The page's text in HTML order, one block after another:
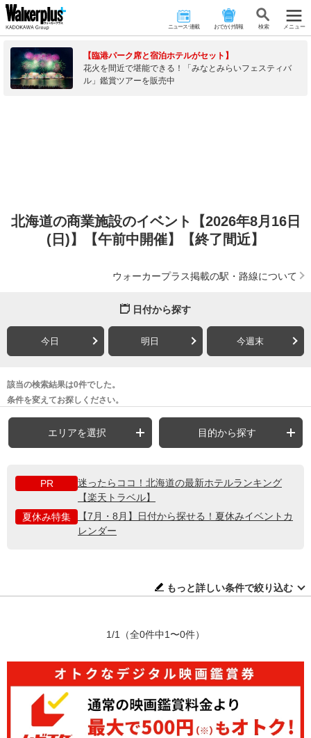
ニュース･連載 おでかけ情報 検 索 メニュー
【臨港パーク席と宿泊ホテルがセット】
花火を間近で堪能できる！「みなとみらいフェスティバ
ル」鑑賞ツアーを販売中
北海道の商業施設のイベント【2026年8月16日
(日)】【午前中開催】【終了間近】
ウォーカープラス掲載の駅・路線について
日付から探す
今日 明日 今週末
該当の検索結果は0件でした。
条件を変えてお探しください。
エリアを選択 目的から探す
PR
迷ったらココ！北海道の最新ホテルランキング
【楽天トラベル】
夏休み特集
【7月・8月】日付から探せる！夏休みイベントカ
レンダー
もっと詳しい条件で絞り込む
1/1 （全0件中1〜0件）